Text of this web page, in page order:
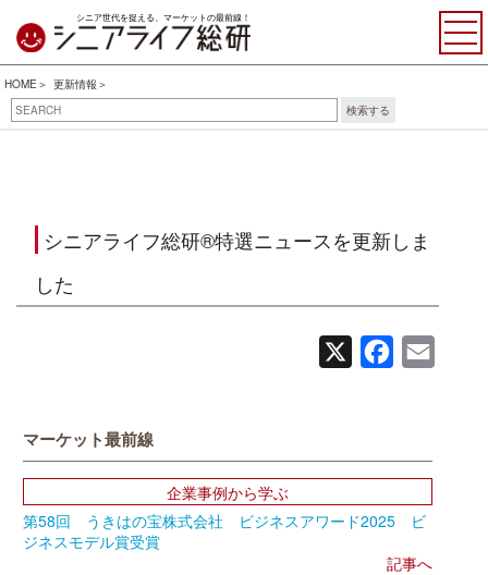
シニア世代を捉える、マーケットの最前線！
HOME
更新情報
検索する
シニアライフ総研®特選ニュースを更新しま
した
Facebook
マーケット最前線
企業事例から学ぶ
第58回 うきはの宝株式会社 ビジネスアワード2025 ビ
ジネスモデル賞受賞
記事へ